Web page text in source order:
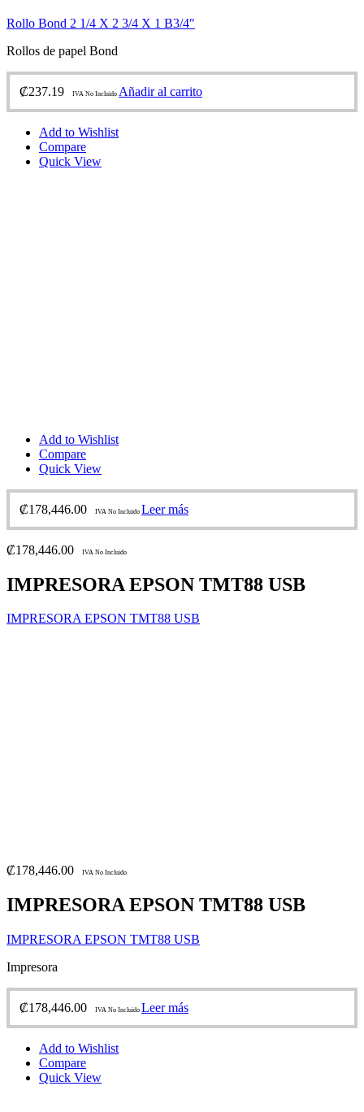
Rollo Bond 2 1/4 X 2 3/4 X 1 B3/4″
Rollos de papel Bond
₡237.19 IVA No Incluido Añadir al carrito
Add to Wishlist
Compare
Quick View
Add to Wishlist
Compare
Quick View
₡178,446.00 IVA No Incluido Leer más
₡178,446.00 IVA No Incluido
IMPRESORA EPSON TMT88 USB
IMPRESORA EPSON TMT88 USB
₡178,446.00 IVA No Incluido
IMPRESORA EPSON TMT88 USB
IMPRESORA EPSON TMT88 USB
Impresora
₡178,446.00 IVA No Incluido Leer más
Add to Wishlist
Compare
Quick View